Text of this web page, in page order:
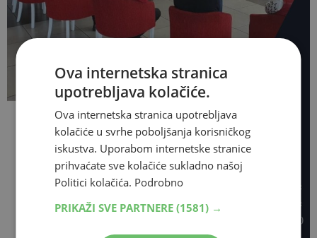
Ova internetska stranica
upotrebljava kolačiće.
Ova internetska stranica upotrebljava
kolačiće u svrhe poboljšanja korisničkog
iskustva. Uporabom internetske stranice
prihvaćate sve kolačiće sukladno našoj
Politici kolačića. Podrobno
PRIKAŽI SVE PARTNERE (1581) →